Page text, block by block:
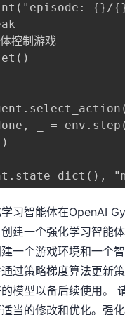
{}/
控制游戏
_ =
习智能体在OpenAI
建一个强化学习智能
一个游戏环境和一个
过策略梯度算法更新
模型以备后续使用。
当的修改和优化。强